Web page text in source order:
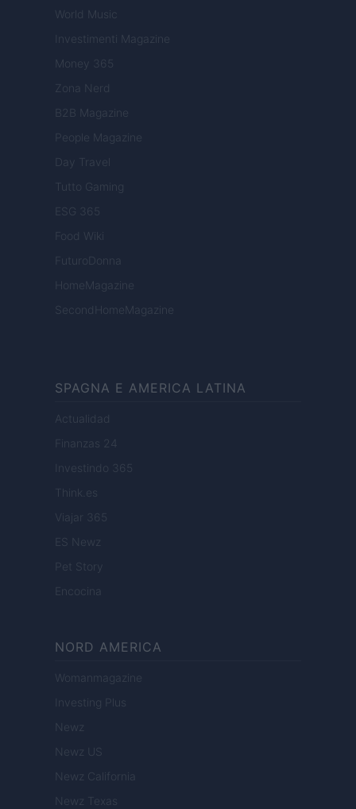
World Music
Investimenti Magazine
Money 365
Zona Nerd
B2B Magazine
People Magazine
Day Travel
Tutto Gaming
ESG 365
Food Wiki
FuturoDonna
HomeMagazine
SecondHomeMagazine
SPAGNA E AMERICA LATINA
Actualidad
Finanzas 24
Investindo 365
Think.es
Viajar 365
ES Newz
Pet Story
Encocina
NORD AMERICA
Womanmagazine
Investing Plus
Newz
Newz US
Newz California
Newz Texas